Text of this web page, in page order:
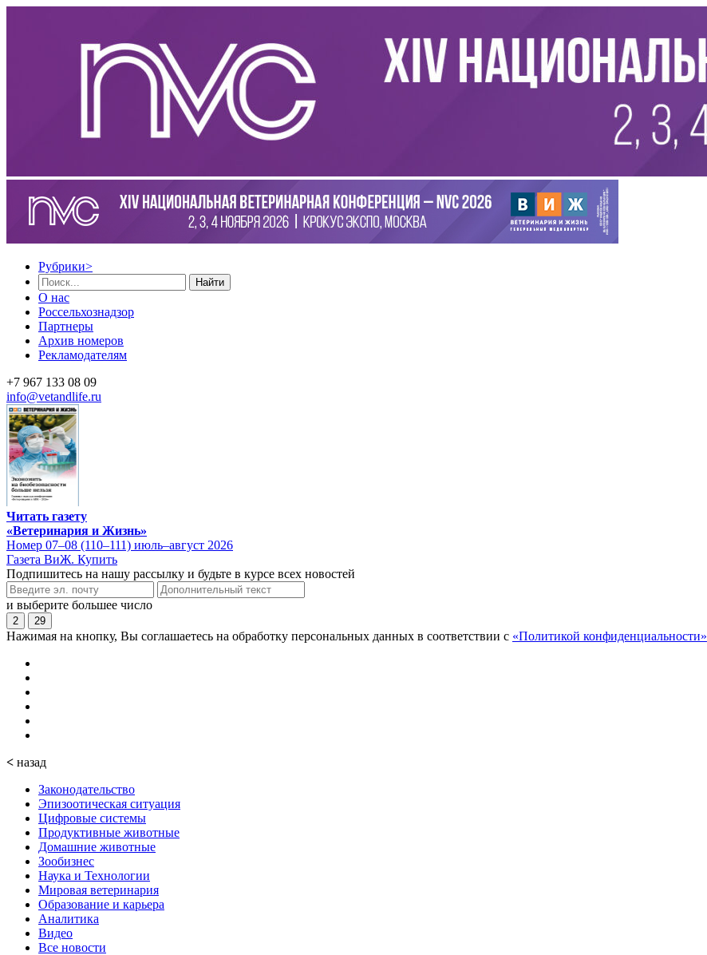
Рубрики>
Найти
О нас
Россельхознадзор
Партнеры
Архив номеров
Рекламодателям
+7 967 133 08 09
info@vetandlife.ru
Читать газету
«Ветеринария и Жизнь»
Номер 07–08 (110–111) июль–август 2026
Газета ВиЖ. Купить
Подпишитесь на нашу рассылку и будьте в курсе всех новостей
и выберите большее число
2 29
Нажимая на кнопку, Вы соглашаетесь на обработку персональных данных в соответствии с «Политикой конфиденциальности»
< назад
Законодательство
Эпизоотическая ситуация
Цифровые системы
Продуктивные животные
Домашние животные
Зообизнес
Наука и Технологии
Мировая ветеринария
Образование и карьера
Аналитика
Видео
Все новости